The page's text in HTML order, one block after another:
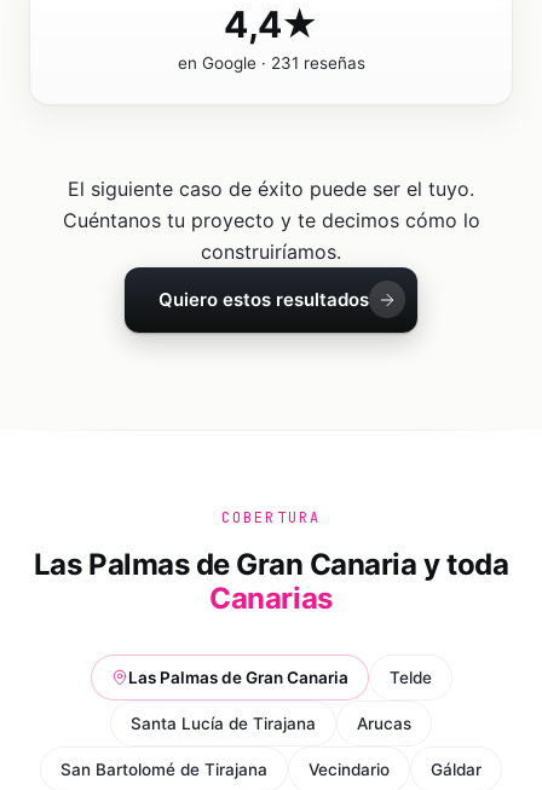
4,4★
en Google · 231 reseñas
El siguiente caso de éxito puede ser el tuyo.
Cuéntanos tu proyecto y te decimos cómo lo
construiríamos.
Quiero estos resultados
COBERTURA
Las Palmas de Gran Canaria y toda
Canarias
Las Palmas de Gran Canaria Telde
Santa Lucía de Tirajana Arucas
San Bartolomé de Tirajana Vecindario Gáldar